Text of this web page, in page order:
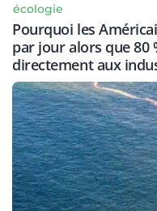
écologie
Pourquoi les
par jour alors que 80
directement aux